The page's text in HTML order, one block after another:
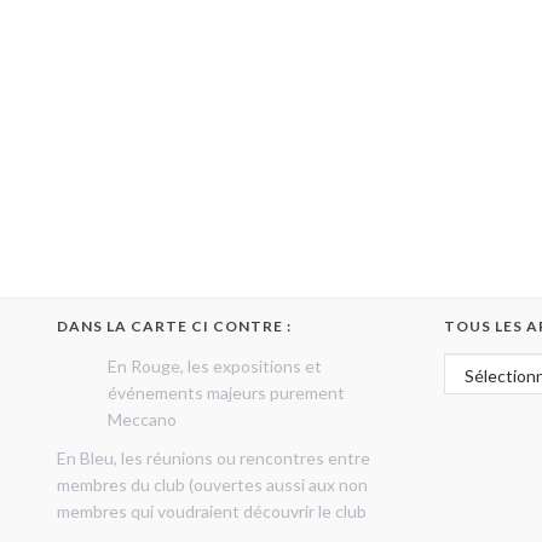
DANS LA CARTE CI CONTRE :
En Rouge, les expositions et
événements majeurs purement
Meccano
En Bleu, les réunions ou rencontres entre
membres du club (ouvertes aussi aux non
membres qui voudraient découvrir le club
TOUS LES
Tous les